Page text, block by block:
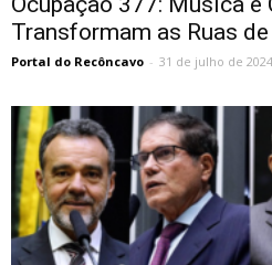
Transformam as Ruas
Portal do Recôncavo - 31 de julho de 2024